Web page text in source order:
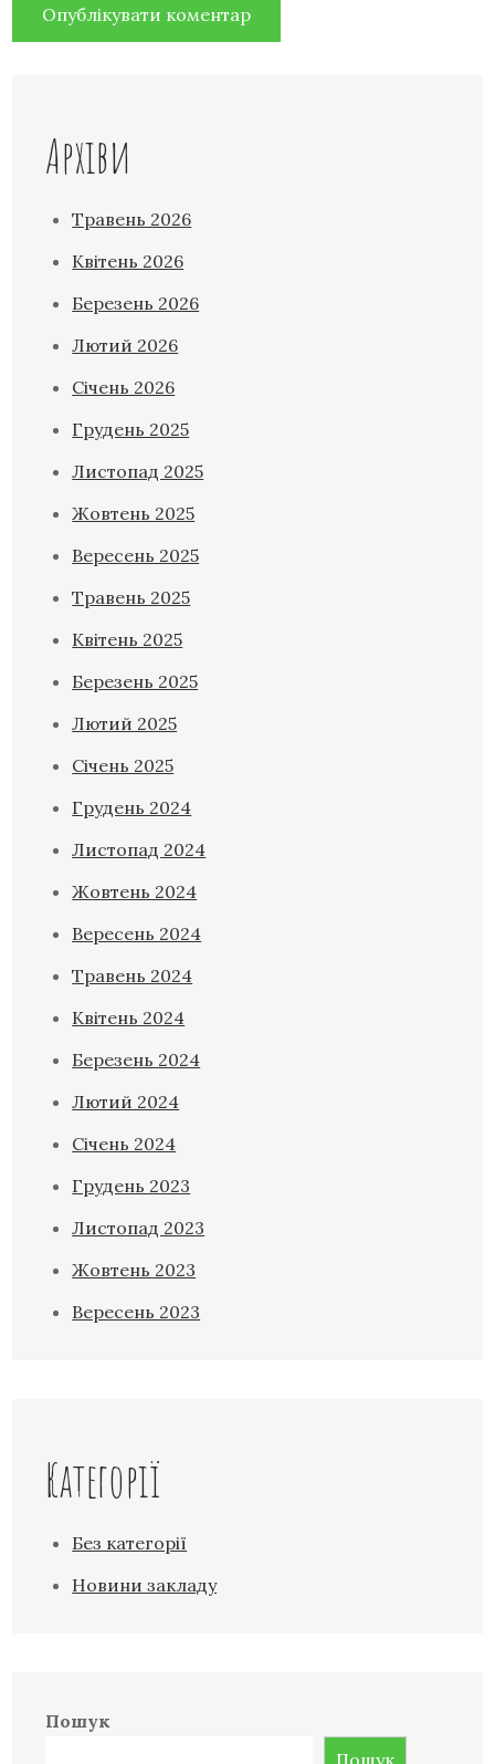
Архіви
Травень 2026
Квітень 2026
Березень 2026
Лютий 2026
Січень 2026
Грудень 2025
Листопад 2025
Жовтень 2025
Вересень 2025
Травень 2025
Квітень 2025
Березень 2025
Лютий 2025
Січень 2025
Грудень 2024
Листопад 2024
Жовтень 2024
Вересень 2024
Травень 2024
Квітень 2024
Березень 2024
Лютий 2024
Січень 2024
Грудень 2023
Листопад 2023
Жовтень 2023
Вересень 2023
Категорії
Без категорії
Новини закладу
Пошук
Пошук